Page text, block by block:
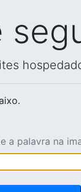
a palavra na